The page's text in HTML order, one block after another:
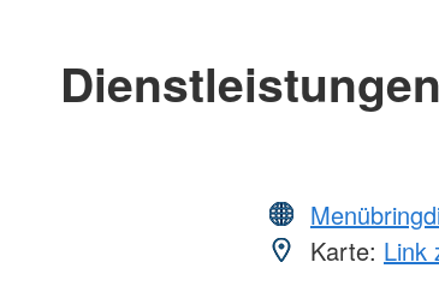
Dienstleistungen
Karte: Link